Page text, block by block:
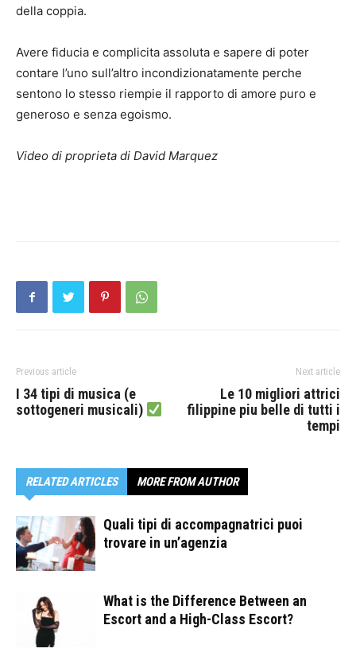
della coppia.
Avere fiducia e complicita assoluta e sapere di poter
contare l’uno sull’altro incondizionatamente perche
sentono lo stesso riempie il rapporto di amore puro e
generoso e senza egoismo.
Video di proprieta di David Marquez
Previous article
I 34 tipi di musica (e
sottogeneri musicali)
Next article
Le 10 migliori attrici
filippine piu belle di tutti i
tempi
RELATED ARTICLES MORE FROM AUTHOR
Quali tipi di accompagnatrici puoi
trovare in un’agenzia
What is the Difference Between an
Escort and a High-Class Escort?